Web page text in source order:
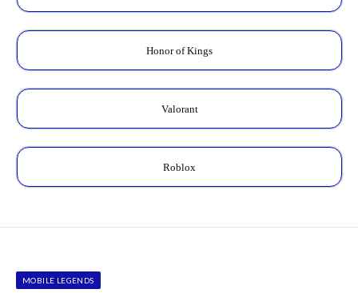
Honor of Kings
Valorant
Roblox
MOBILE LEGENDS